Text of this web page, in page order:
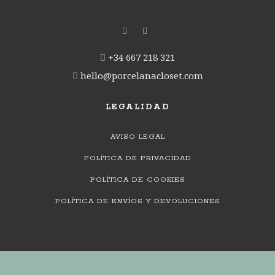
+34 667 218 321‬
hello@porcelanacloset.com
LEGALIDAD
AVISO LEGAL
POLÍTICA DE PRIVACIDAD
POLÍTICA DE COOKIES
POLÍTICA DE ENVÍOS Y DEVOLUCIONES